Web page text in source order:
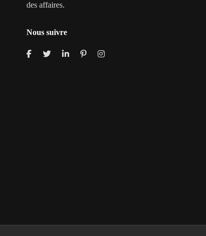
des affaires.
Nous suivre